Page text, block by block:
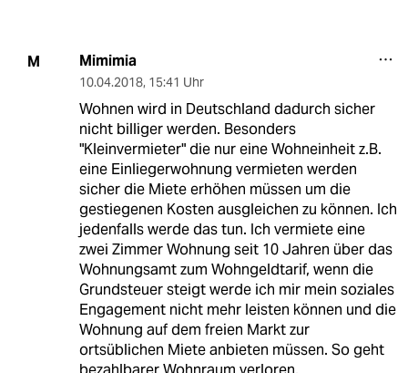
M Mimimia
10.04.2018, 15:41 Uhr
Wohnen wird in Deutschland dadurch sicher
nicht billiger werden. Besonders
"Kleinvermieter" die nur eine Wohneinheit z.B.
eine Einliegerwohnung vermieten werden
sicher die Miete erhöhen müssen um die
gestiegenen Kosten ausgleichen zu können. Ich
jedenfalls werde das tun. Ich vermiete eine
zwei Zimmer Wohnung seit 10 Jahren über das
Wohnungsamt zum Wohngeldtarif, wenn die
Grundsteuer steigt werde ich mir mein soziales
Engagement nicht mehr leisten können und die
Wohnung auf dem freien Markt zur
ortsüblichen Miete anbieten müssen. So geht